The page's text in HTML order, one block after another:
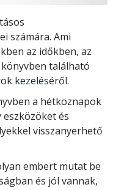
számára. Ami
az időkben, az
található
kezeléséről.
a hétköznapok
és
visszanyerhető
embert mutat be
és jól vannak,